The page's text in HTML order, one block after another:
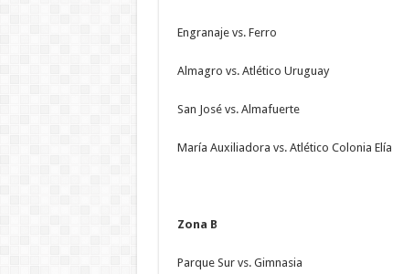
Engranaje vs. Ferro
Almagro vs. Atlético Uruguay
San José vs. Almafuerte
María Auxiliadora vs. Atlético Colonia Elía
Zona B
Parque Sur vs. Gimnasia